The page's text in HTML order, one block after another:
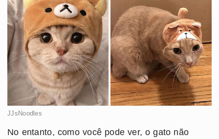
JJsNoodles
No entanto, como você pode ver, o gato não